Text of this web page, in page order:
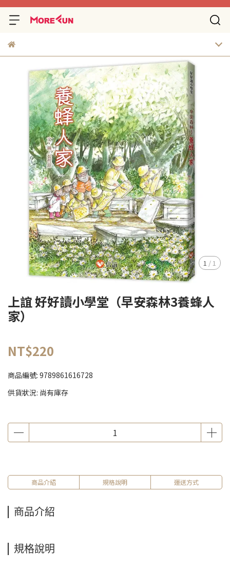
1 /1
上誼 好好讀小學堂（早安森林3養蜂人
家）
NT$220
商品編號: 9789861616728
供貨狀況: 尚有庫存
商品介紹 規格說明 運送方式
商品介紹
規格說明